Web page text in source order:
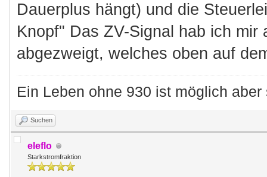
Dauerplus hängt) und die
Knopf" Das ZV-Signal hab ich mir
abgezweigt, welches oben auf
Ein Leben ohne 930 ist möglich aber
Suchen
eleflo
Starkstromfraktion